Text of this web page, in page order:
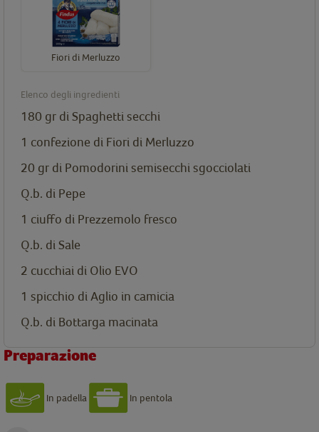
Fiori di Merluzzo
Elenco degli ingredienti
180 gr di Spaghetti secchi
1 confezione di Fiori di Merluzzo
20 gr di Pomodorini semisecchi sgocciolati
Q.b. di Pepe
1 ciuffo di Prezzemolo fresco
Q.b. di Sale
2 cucchiai di Olio EVO
1 spicchio di Aglio in camicia
Q.b. di Bottarga macinata
Preparazione
In padella In pentola